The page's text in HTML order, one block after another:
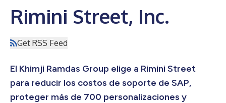
Rimini Street, Inc.
Get RSS Feed
El Khimji Ramdas Group elige a Rimini Street
para reducir los costos de soporte de SAP,
proteger más de 700 personalizaciones y